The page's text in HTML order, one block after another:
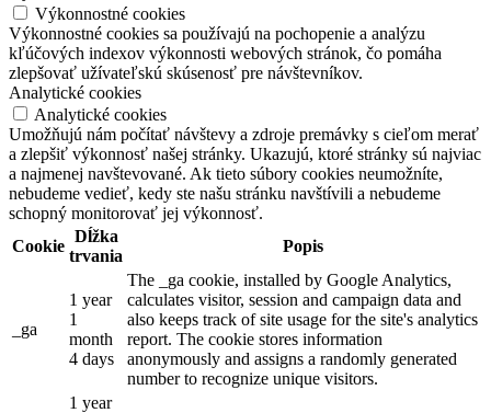
Výkonnostné cookies
Výkonnostné cookies sa používajú na pochopenie a analýzu
kľúčových indexov výkonnosti webových stránok, čo pomáha
zlepšovať užívateľskú skúsenosť pre návštevníkov.
Analytické cookies
Analytické cookies
Umožňujú nám počítať návštevy a zdroje premávky s cieľom merať
a zlepšiť výkonnosť našej stránky. Ukazujú, ktoré stránky sú najviac
a najmenej navštevované. Ak tieto súbory cookies neumožníte,
nebudeme vedieť, kedy ste našu stránku navštívili a nebudeme
schopný monitorovať jej výkonnosť.
Cookie
Dĺžka
trvania
Popis
_ga
1 year
1
month
4 days
The _ga cookie, installed by Google Analytics,
calculates visitor, session and campaign data and
also keeps track of site usage for the site's analytics
report. The cookie stores information
anonymously and assigns a randomly generated
number to recognize unique visitors.
1 year